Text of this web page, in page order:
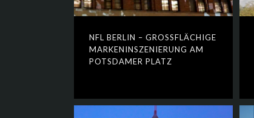
NFL BERLIN – GROSSFLÄCHIGE M
ARKENINSZENIERUNG AM P
OTSDAMER PLATZ